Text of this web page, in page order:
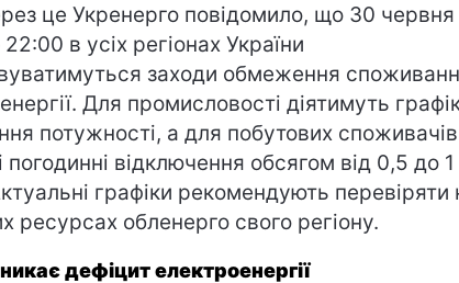
це Укренерго повідомило, що 30 червня
в усіх регіонах України
заходи обмеження
Для промисловості діятимуть
потужності, а для побутових споживачів
відключення обсягом від 0,5 до 1
графіки рекомендують перевіряти
ресурсах обленерго свого регіону.
дефіцит електроенергії